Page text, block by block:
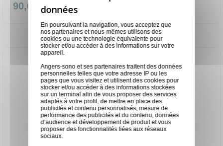
90,00 €
En poursuivant la navigation, vous acceptez que
nos partenaires et nous-mêmes utilisons des
cookies ou une technologie équivalente pour
stocker et/ou accéder à des informations sur votre
appareil.
Angers-sono et ses partenaires traitent des données
personnelles telles que votre adresse IP ou les
pages que vous visitez et utilisent des cookies pour
stocker et/ou accéder à des informations stockées
sur un terminal afin de vous proposer des services
adaptés à votre profil, de mettre en place des
publicités et contenu personnalisés, mesure de
performance des publicités et du contenu, données
d’audience et développement de produit et vous
proposer des fonctionnalités liées aux réseaux
sociaux.